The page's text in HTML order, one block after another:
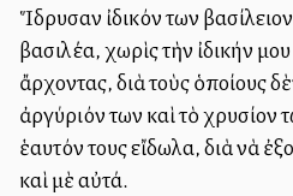
Ἵδρυσαν ἰδικόν των
βασιλέα, χωρὶς τὴν ἰδικήν
ἄρχοντας, διὰ τοὺς ὁποίους
ἀργύριόν των καὶ τὸ χρυσίον
ἑαυτόν τους εἴδωλα, διὰ νὰ
καὶ μὲ αὐτά.